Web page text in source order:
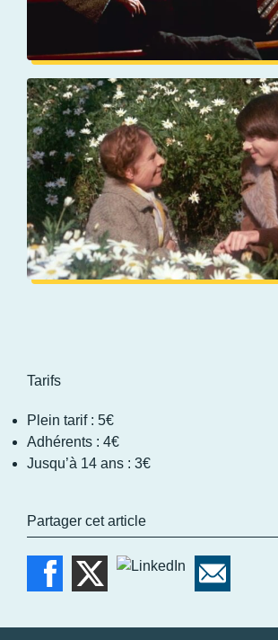
Tarifs
Plein tarif : 5€
Adhérents : 4€
Jusqu’à 14 ans : 3€
Partager cet article